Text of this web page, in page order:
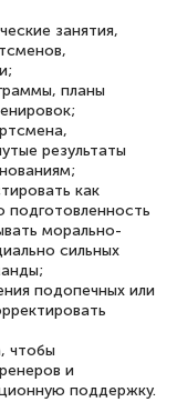
занятия,
планы
результаты
как
подготовленность
морально-
сильных
подопечных или
чтобы
и
поддержку.